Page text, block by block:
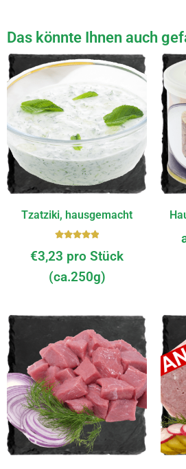
Das könnte Ihnen auch
Tzatziki, hausgemacht
t mit
5.00von
5
€3,23 pro Stück
(ca.250g)